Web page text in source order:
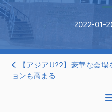
2022-01-
【アジアU22】豪華な会
ョンも高まる